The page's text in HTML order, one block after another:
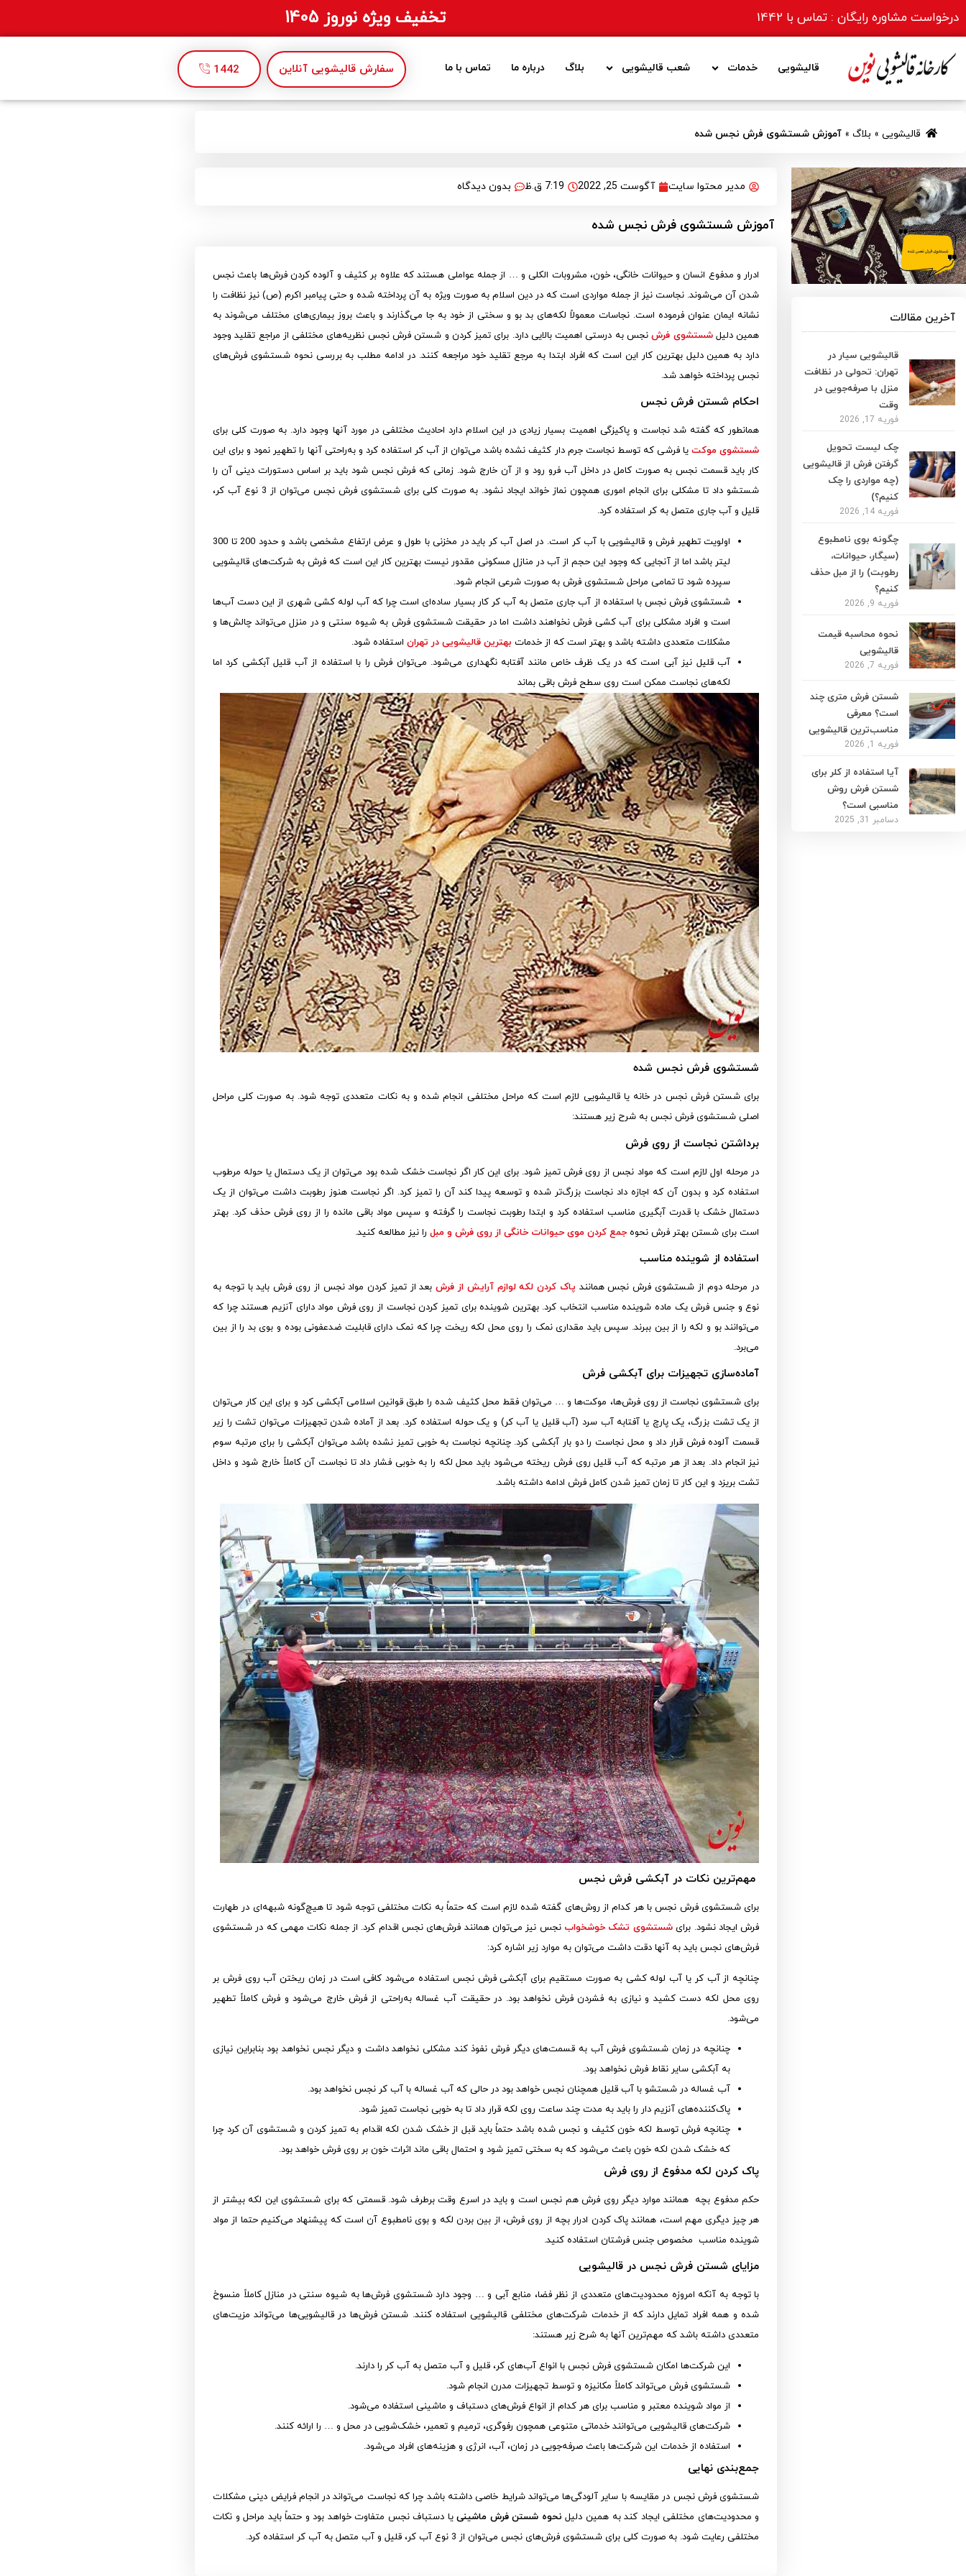
درخواست مشاوره رایگان : تماس با 1442 تخفیف ویژه نوروز 1405
سفارش قالیشویی آنلاین 1442 قالیشویی خدمات شعب قالیشویی بلاگ درباره ما تماس با ما
قالیشویی » بلاگ » آموزش شستشوی فرش نجس شده
آخرین مقالات
قالیشویی سیار در
تهران: تحولی در نظافت
منزل با صرفه‌جویی در
وقت
فوریه 17, 2026
چک لیست تحویل
گرفتن فرش از قالیشویی
(چه مواردی را چک
کنیم؟)
فوریه 14, 2026
چگونه بوی نامطبوع
(سیگار، حیوانات،
رطوبت) را از مبل حذف
کنیم؟
فوریه 9, 2026
نحوه محاسبه قیمت
قالیشویی
فوریه 7, 2026
شستن فرش متری چند
است؟ معرفی
مناسب‌ترین قالیشویی
فوریه 1, 2026
آیا استفاده از کلر برای
شستن فرش روش
مناسبی است؟
دسامبر 31, 2025
مدیر محتوا سایت آگوست 25, 2022 7:19 ق.ظ بدون دیدگاه
آموزش شستشوی فرش نجس شده
ادرار و مدفوع انسان و حیوانات خانگی، خون، مشروبات الکلی و … از جمله عواملی هستند که علاوه بر کثیف و آلوده کردن فرش‌ها باعث نجس
شدن آن می‌شوند. نجاست نیز از جمله مواردی است که در دین اسلام به صورت ویژه به آن پرداخته شده و حتی پیامبر اکرم (ص) نیز نظافت را
نشانه ایمان عنوان فرموده است. نجاسات معمولاً لکه‌های بد بو و سختی از خود به جا می‌گذارند و باعث بروز بیماری‌های مختلف می‌شوند به
همین دلیلشستشوی فرشنجس به درستی اهمیت بالایی دارد. برای تمیز کردن و شستن فرش نجس نظریه‌های مختلفی از مراجع تقلید وجود
دارد به همین دلیل بهترین کار این است که افراد ابتدا به مرجع تقلید خود مراجعه کنند. در ادامه مطلب به بررسی نحوه شستشوی فرش‌های
نجس پرداخته خواهد شد.
احکام شستن فرش نجس
همانطور که گفته شد نجاست و پاکیزگی اهمیت بسیار زیادی در این اسلام دارد احادیث مختلفی در مورد آنها وجود دارد. به صورت کلی برای
شستشوی موکتیا فرشی که توسط نجاست جرم دار کثیف نشده باشد می‌توان از آب کر استفاده کرد و به‌راحتی آنها را تطهیر نمود و برای این
کار باید قسمت نجس به صورت کامل در داخل آب فرو رود و از آن خارج شود. زمانی که فرش نجس شود باید بر اساس دستورات دینی آن را
شستشو داد تا مشکلی برای انجام اموری همچون نماز خواند ایجاد نشود. به صورت کلی برای شستشوی فرش نجس می‌توان از 3 نوع آب کر،
قلیل و آب جاری متصل به کر استفاده کرد.
اولویت تطهیر فرش و قالیشویی با آب کر است. در اصل آب کر باید در مخزنی با طول و عرض ارتفاع مشخصی باشد و حدود 200 تا 300
لیتر باشد اما از آنجایی که وجود این حجم از آب در منازل مسکونی مقدور نیست بهترین کار این است که فرش به شرکت‌های قالیشویی
سپرده شود تا تمامی مراحل شستشوی فرش به صورت شرعی انجام شود.
شستشوی فرش نجس با استفاده از آب جاری متصل به آب کر کار بسیار ساده‌ای است چرا که آب لوله کشی شهری از این دست آب‌ها
است و افراد مشکلی برای آب کشی فرش نخواهند داشت اما در حقیقت شستشوی فرش به شیوه سنتی و در منزل می‌تواند چالش‌ها و
مشکلات متعددی داشته باشد و بهتر است که از خدمات بهترین قالیشویی در تهراناستفاده شود.
آب قلیل نیز آبی است که در یک ظرف خاص مانند آفتابه نگهداری می‌شود. می‌توان فرش را با استفاده از آب قلیل آبکشی کرد اما
لکه‌های نجاست ممکن است روی سطح فرش باقی بماند
شستشوی فرش نجس شده
برای شستن فرش نجس در خانه یا قالیشویی لازم است که مراحل مختلفی انجام شده و به نکات متعددی توجه شود. به صورت کلی مراحل
اصلی شستشوی فرش نجس به شرح زیر هستند:
برداشتن نجاست از روی فرش
در مرحله اول لازم است که مواد نجس از روی فرش تمیز شود. برای این کار اگر نجاست خشک شده بود می‌توان از یک دستمال یا حوله مرطوب
استفاده کرد و بدون آن که اجازه داد نجاست بزرگ‌تر شده و توسعه پیدا کند آن را تمیز کرد. اگر نجاست هنوز رطوبت داشت می‌توان از یک
دستمال خشک با قدرت آبگیری مناسب استفاده کرد و ابتدا رطوبت نجاست را گرفته و سپس مواد باقی مانده را از روی فرش حذف کرد. بهتر
است برای شستن بهتر فرش نحوه جمع کردن موی حیوانات خانگی از روی فرش و مبلرا نیز مطالعه کنید.
استفاده از شوینده مناسب
در مرحله دوم از شستشوی فرش نجس همانند پاک کردن لکه لوازم آرایش از فرشبعد از تمیز کردن مواد نجس از روی فرش باید با توجه به
نوع و جنس فرش یک ماده شوینده مناسب انتخاب کرد. بهترین شوینده برای تمیز کردن نجاست از روی فرش مواد دارای آنزیم هستند چرا که
می‌توانند بو و لکه را از بین ببرند. سپس باید مقداری نمک را روی محل لکه ریخت چرا که نمک دارای قابلیت ضدعفونی بوده و بوی بد را از بین
می‌برد.
آماده‌سازی تجهیزات برای آبکشی فرش
برای شستشوی نجاست از روی فرش‌ها، موکت‌ها و … می‌توان فقط محل کثیف شده را طبق قوانین اسلامی آبکشی کرد و برای این کار می‌توان
از یک تشت بزرگ، یک پارچ یا آفتابه آب سرد (آب قلیل یا آب کر) و یک حوله استفاده کرد. بعد از آماده شدن تجهیزات می‌توان تشت را زیر
قسمت آلوده فرش قرار داد و محل نجاست را دو بار آبکشی کرد. چنانچه نجاست به خوبی تمیز نشده باشد می‌توان آبکشی را برای مرتبه سوم
نیز انجام داد. بعد از هر مرتبه که آب قلیل روی فرش ریخته می‌شود باید محل لکه را به خوبی فشار داد تا نجاست آن کاملاً خارج شود و داخل
تشت بریزد و این کار تا زمان تمیز شدن کامل فرش ادامه داشته باشد.
مهم‌ترین نکات در آبکشی فرش نجس
برای شستشوی فرش نجس با هر کدام از روش‌های گفته شده لازم است که حتماً به نکات مختلفی توجه شود تا هیچ‌گونه شبهه‌ای در طهارت
فرش ایجاد نشود. برایشستشوی تشک خوشخواب نجس نیز می‌توان همانند فرش‌های نجس اقدام کرد. از جمله نکات مهمی که در شستشوی
فرش‌های نجس باید به آنها دقت داشت می‌توان به موارد زیر اشاره کرد:
چنانچه از آب کر یا آب لوله کشی به صورت مستقیم برای آبکشی فرش نجس استفاده می‌شود کافی است در زمان ریختن آب روی فرش بر
روی محل لکه دست کشید و نیازی به فشردن فرش نخواهد بود. در حقیقت آب غساله به‌راحتی از فرش خارج می‌شود و فرش کاملاً تطهیر
می‌شود.
چنانچه در زمان شستشوی فرش آب به قسمت‌های دیگر فرش نفوذ کند مشکلی نخواهد داشت و دیگر نجس نخواهد بود بنابراین نیازی
به آبکشی سایر نقاط فرش نخواهد بود.
آب غساله در شستشو با آب قلیل همچنان نجس خواهد بود در حالی که آب غساله با آب کر نجس نخواهد بود.
پاک‌کننده‌های آنزیم دار را باید به مدت چند ساعت روی لکه قرار داد تا به خوبی نجاست تمیز شود.
چنانچه فرش توسط لکه خون کثیف و نجس شده باشد حتماً باید قبل از خشک شدن لکه اقدام به تمیز کردن و شستشوی آن کرد چرا
که خشک شدن لکه خون باعث می‌شود که به سختی تمیز شود و احتمال باقی ماند اثرات خون بر روی فرش خواهد بود.
پاک کردن لکه مدفوع از روی فرش
حکم مدفوع بچه همانند موارد دیگر روی فرش هم نجس است و باید در اسرع وقت برطرف شود. قسمتی که برای شستشوی این لکه بیشتر از
هر چیز دیگری مهم است، همانند پاک کردن ادرار بچه از روی فرش، از بین بردن لکه و بوی نامطبوع آن است که پیشنهاد می‌کنیم حتما از مواد
شوینده مناسب مخصوص جنس فرشتان استفاده کنید.
مزایای شستن فرش نجس در قالیشویی
با توجه به آنکه امروزه محدودیت‌های متعددی از نظر فضا، منابع آبی و … وجود دارد شستشوی فرش‌ها به شیوه سنتی در منازل کاملاً منسوخ
شده و همه افراد تمایل دارند که از خدمات شرکت‌های مختلفی قالیشویی استفاده کنند. شستن فرش‌ها در قالیشویی‌ها می‌تواند مزیت‌های
متعددی داشته باشد که مهم‌ترین آنها به شرح زیر هستند:
این شرکت‌ها امکان شستشوی فرش نجس با انواع آب‌های کر، قلیل و آب متصل به آب کر را دارند.
شستشوی فرش می‌تواند کاملاً مکانیزه و توسط تجهیزات مدرن انجام شود.
از مواد شوینده معتبر و مناسب برای هر کدام از انواع فرش‌های دستباف و ماشینی استفاده می‌شود.
شرکت‌های قالیشویی می‌توانند خدماتی متنوعی همچون رفوگری، ترمیم و تعمیر، خشک‌شویی در محل و … را ارائه کنند.
استفاده از خدمات این شرکت‌ها باعث صرفه‌جویی در زمان، آب، انرژی و هزینه‌های افراد می‌شود.
جمع‌بندی نهایی
شستشوی فرش نجس در مقایسه با سایر آلودگی‌ها می‌تواند شرایط خاصی داشته باشد چرا که نجاست می‌تواند در انجام فرایض دینی مشکلات
و محدودیت‌های مختلفی ایجاد کند به همین دلیل نحوه شستن فرش ماشینییا دستباف نجس متفاوت خواهد بود و حتماً باید مراحل و نکات
مختلفی رعایت شود. به صورت کلی برای شستشوی فرش‌های نجس می‌توان از 3 نوع آب کر، قلیل و آب متصل به آب کر استفاده کرد.